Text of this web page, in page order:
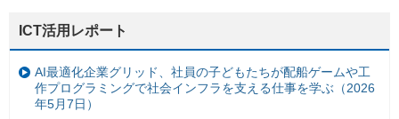
ICT活用レポート
AI最適化企業グリッド、社員の子どもたちが配船ゲームや工
作プログラミングで社会インフラを支える仕事を学ぶ（2026
年5月7日）